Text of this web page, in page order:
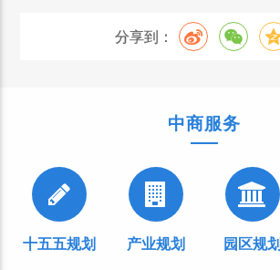
分享到：
中商服务
十五五规划 产业规划 园区规划